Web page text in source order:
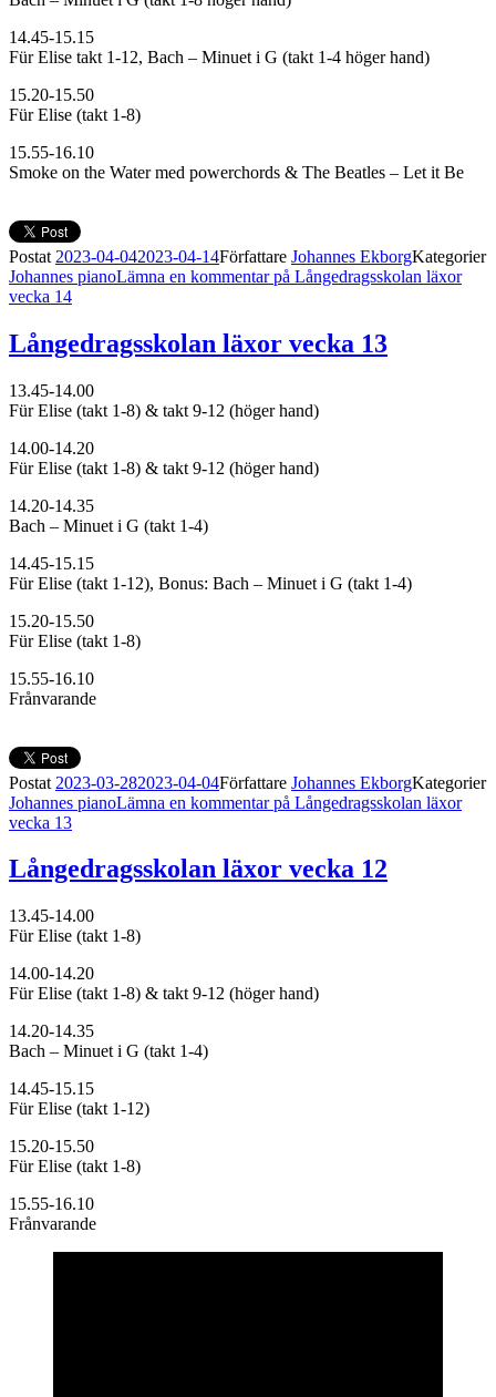
14.45-15.15
Für Elise takt 1-12, Bach – Minuet i G (takt 1-4 höger hand)
15.20-15.50
Für Elise (takt 1-8)
15.55-16.10
Smoke on the Water med powerchords & The Beatles – Let it Be
Postat 2023-04-042023-04-14Författare Johannes EkborgKategorier
Johannes pianoLämna en kommentarpå Långedragsskolan läxor
vecka 14
Långedragsskolan läxor vecka 13
13.45-14.00
Für Elise (takt 1-8) & takt 9-12 (höger hand)
14.00-14.20
Für Elise (takt 1-8) & takt 9-12 (höger hand)
14.20-14.35
Bach – Minuet i G (takt 1-4)
14.45-15.15
Für Elise (takt 1-12), Bonus: Bach – Minuet i G (takt 1-4)
15.20-15.50
Für Elise (takt 1-8)
15.55-16.10
Frånvarande
Postat 2023-03-282023-04-04Författare Johannes EkborgKategorier
Johannes pianoLämna en kommentarpå Långedragsskolan läxor
vecka 13
Långedragsskolan läxor vecka 12
13.45-14.00
Für Elise (takt 1-8)
14.00-14.20
Für Elise (takt 1-8) & takt 9-12 (höger hand)
14.20-14.35
Bach – Minuet i G (takt 1-4)
14.45-15.15
Für Elise (takt 1-12)
15.20-15.50
Für Elise (takt 1-8)
15.55-16.10
Frånvarande